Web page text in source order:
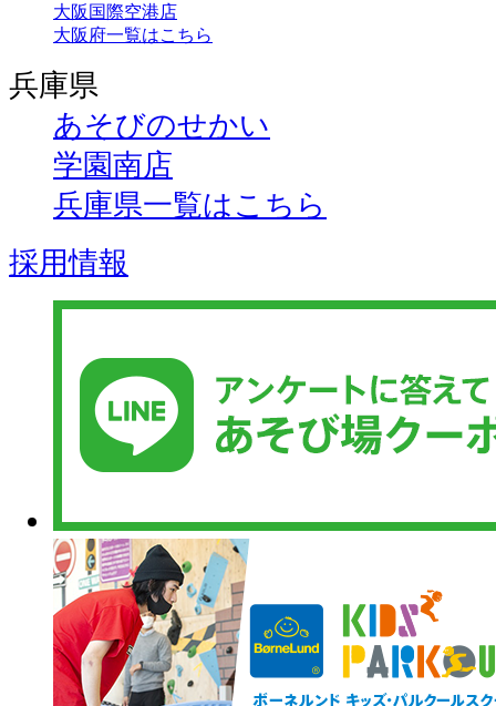
大阪国際空港店
大阪府一覧はこちら
兵庫県
あそびのせかい
学園南店
兵庫県一覧はこちら
採用情報